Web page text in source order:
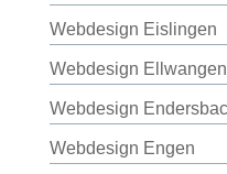
Webdesign Eislingen
Webdesign Ellwangen
Webdesign
Webdesign Engen